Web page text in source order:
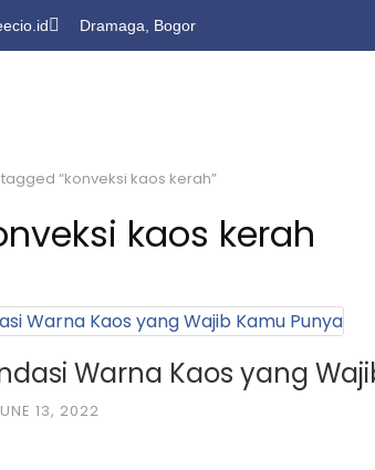
Dramaga, Bogor
“konveksi kaos kerah”
kaos kerah
Warna Kaos yang
13, 2022